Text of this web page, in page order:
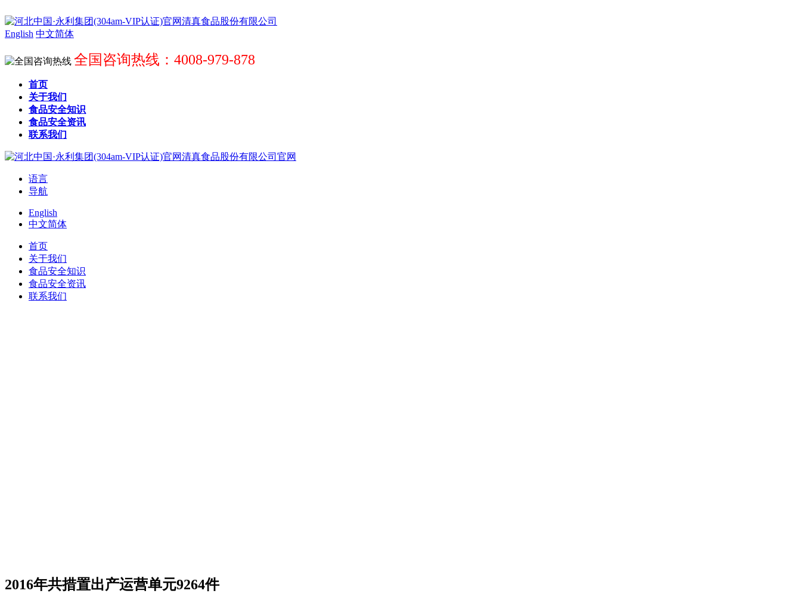
English 中文简体
全国咨询热线：4008-979-878
首页
关于我们
食品安全知识
食品安全资讯
联系我们
语言
导航
English
中文简体
首页
关于我们
食品安全知识
食品安全资讯
联系我们
2016年共措置出产运营单元9264件